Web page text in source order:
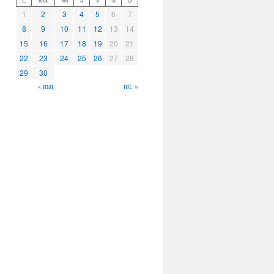
1 2 3 4 5 6
7
8
9 10 11 12 13
14
15
16 17 18 19 20
21
22
23 24 25 26 27
28
29
30
« mai iul. »